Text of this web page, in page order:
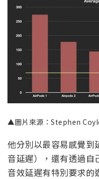
▲圖片來源：Stephen
他分別以最容易感覺到
音延遲），還有透過
音效延遲有特別要求的